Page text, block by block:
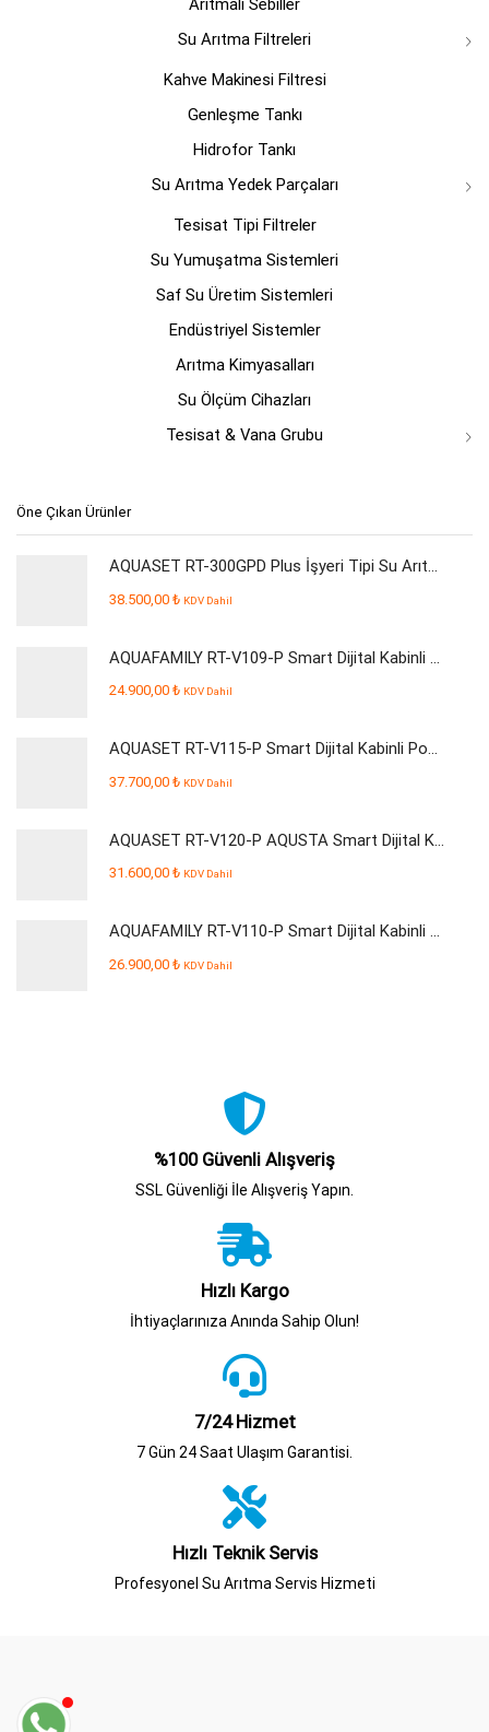
Arıtmalı Sebiller
Su Arıtma Filtreleri
Kahve Makinesi Filtresi
Genleşme Tankı
Hidrofor Tankı
Su Arıtma Yedek Parçaları
Tesisat Tipi Filtreler
Su Yumuşatma Sistemleri
Saf Su Üretim Sistemleri
Endüstriyel Sistemler
Arıtma Kimyasalları
Su Ölçüm Cihazları
Tesisat & Vana Grubu
Öne Çıkan Ürünler
AQUASET RT-300GPD Plus İşyeri Tipi Su Arıtma Cihazı
38.500,00 ₺ KDV Dahil
AQUAFAMILY RT-V109-P Smart Dijital Kabinli Pompalı Su Arıtma Cihazı
24.900,00 ₺ KDV Dahil
AQUASET RT-V115-P Smart Dijital Kabinli Pompalı Su Arıtma Cihazı
37.700,00 ₺ KDV Dahil
AQUASET RT-V120-P AQUSTA Smart Dijital Kabinli Pompalı Su Arıtma Cihazı
31.600,00 ₺ KDV Dahil
AQUAFAMILY RT-V110-P Smart Dijital Kabinli Pompalı Su Arıtma Cihazı
26.900,00 ₺ KDV Dahil
%100 Güvenli Alışveriş
SSL Güvenliği İle Alışveriş Yapın.
Hızlı Kargo
İhtiyaçlarınıza Anında Sahip Olun!
7/24 Hizmet
7 Gün 24 Saat Ulaşım Garantisi.
Hızlı Teknik Servis
Profesyonel Su Arıtma Servis Hizmeti